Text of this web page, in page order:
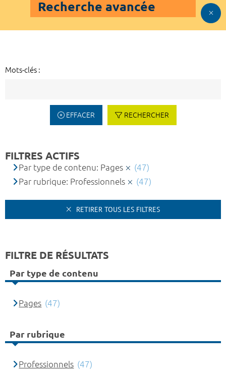
Recherche avancée
Mots-clés :
EFFACER RECHERCHER
FILTRES ACTIFS
Par type de contenu: Pages
(47)
Par rubrique: Professionnels
(47)
RETIRER TOUS LES FILTRES
FILTRE DE RÉSULTATS
Par type de contenu
Pages (47)
Par rubrique
Professionnels (47)